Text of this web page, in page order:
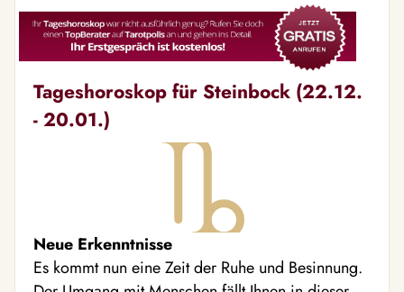
Tageshoroskop für Steinbock (22.12.
- 20.01.)
Neue Erkenntnisse
Es kommt nun eine Zeit der Ruhe und Besinnung.